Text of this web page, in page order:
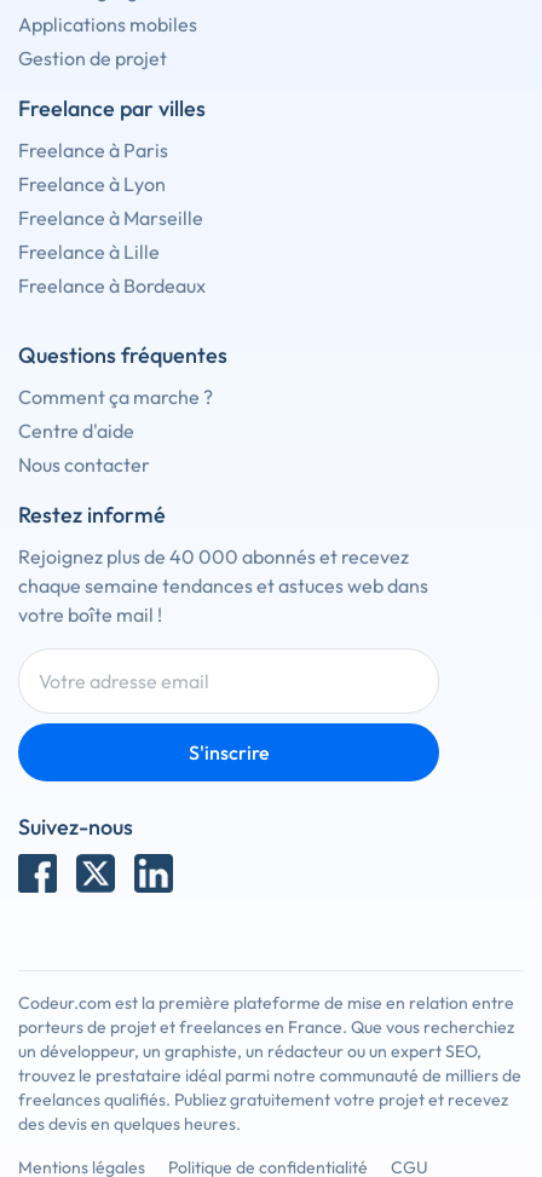
Applications mobiles
Gestion de projet
Freelance par villes
Freelance à Paris
Freelance à Lyon
Freelance à Marseille
Freelance à Lille
Freelance à Bordeaux
Questions fréquentes
Comment ça marche ?
Centre d'aide
Nous contacter
Restez informé
Rejoignez plus de 40 000 abonnés et recevez
chaque semaine tendances et astuces web dans
votre boîte mail !
S'inscrire
Suivez-nous
Codeur.com est la première plateforme de mise en relation entre
porteurs de projet et freelances en France. Que vous recherchiez
un développeur, un graphiste, un rédacteur ou un expert SEO,
trouvez le prestataire idéal parmi notre communauté de milliers de
freelances qualifiés. Publiez gratuitement votre projet et recevez
des devis en quelques heures.
Mentions légales
Politique de confidentialité CGU